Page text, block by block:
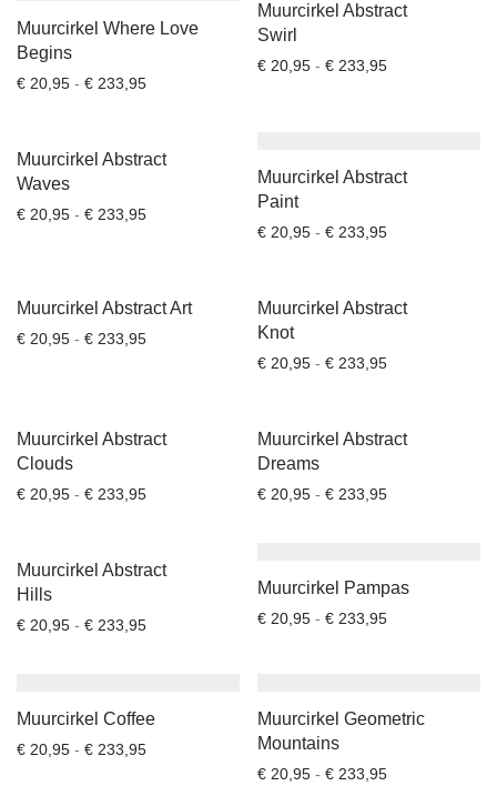
Set
Muurbloempjes
Muurstickers
Onderzetters
Accessoires
Giftcards
Muurcirkel Where Love
Begins
€ 20,95 - € 233,95Prijsklasse: € 20,95 tot € 233,95
Muurcirkel Abstract
Swirl
€ 20,95 - € 233,95Prijsklasse: €
Muurcirkel Abstract
Waves
€ 20,95 - € 233,95Prijsklasse: € 20,95 tot € 233,95
Muurcirkel Abstract
Paint
€ 20,95 - € 233,95Prijsklasse: €
Muurcirkel Abstract Art
€ 20,95 - € 233,95Prijsklasse: € 20,95 tot € 233,95
Muurcirkel Abstract
Knot
€ 20,95 - € 233,95Prijsklasse: €
Muurcirkel Abstract
Clouds
€ 20,95 - € 233,95Prijsklasse: € 20,95 tot € 233,95
Muurcirkel Abstract
Dreams
€ 20,95 - € 233,95Prijsklasse: €
Muurcirkel Abstract
Hills
€ 20,95 - € 233,95Prijsklasse: € 20,95 tot € 233,95
Muurcirkel Pampas
€ 20,95 - € 233,95Prijsklasse: €
Muurcirkel Coffee
€ 20,95 - € 233,95Prijsklasse: € 20,95 tot € 233,95
Muurcirkel Geometric
Mountains
€ 20,95 - € 233,95Prijsklasse: €